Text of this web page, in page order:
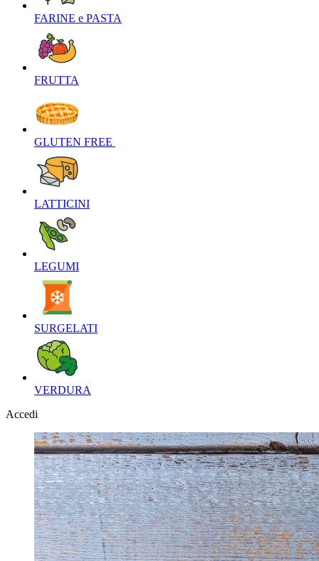
FARINE e PASTA‎
FRUTTA‎
GLUTEN FREE ‎
LATTICINI‎
LEGUMI‎
SURGELATI‎
VERDURA‎
Accedi